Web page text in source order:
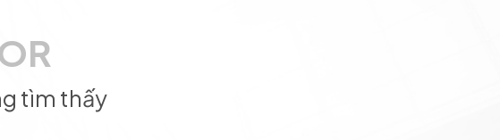
tìm thấy